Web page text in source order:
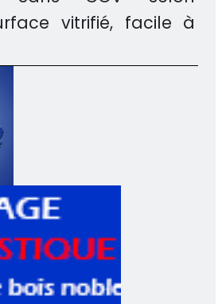
vitrifié, facile à